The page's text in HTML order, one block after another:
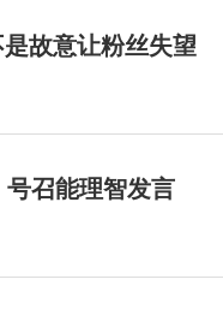
故意让粉丝失望
召能理智发言